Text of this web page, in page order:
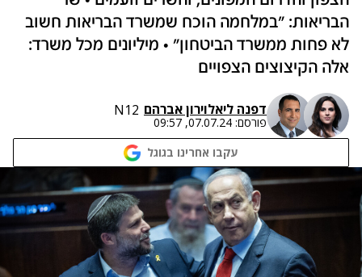
הבריאות: "במלחמה הוכח שמשרד הבריאות חשוב
לא פחות ממשרד הביטחון" • מיליונים מכל משרד:
אלה הקיצוצים הצפויים
דפנה ליאלוירון אברהם N12
פורסם: 07.07.24, 09:57
עקבו אחרינו בגוגל